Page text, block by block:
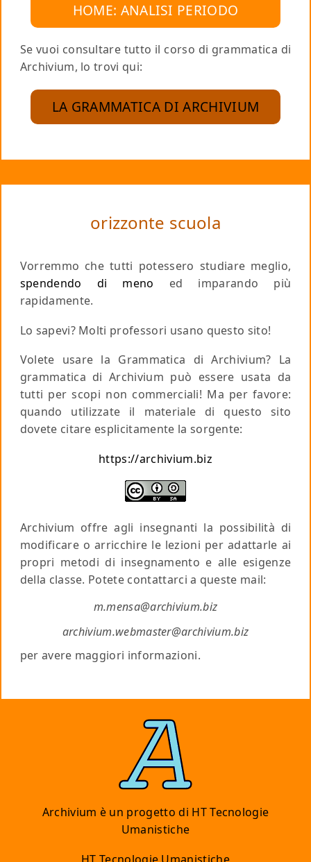
HOME: ANALISI PERIODO
Se vuoi consultare tutto il corso di grammatica di
Archivium, lo trovi qui:
LA GRAMMATICA DI ARCHIVIUM
orizzonte scuola
Vorremmo che tutti potessero studiare meglio,
spendendo di meno ed imparando più
rapidamente.
Lo sapevi? Molti professori usano questo sito!
Volete usare la Grammatica di Archivium? La
grammatica di Archivium può essere usata da
tutti per scopi non commerciali! Ma per favore:
quando utilizzate il materiale di questo sito
dovete citare esplicitamente la sorgente:
https://archivium.biz
Archivium offre agli insegnanti la possibilità di
modificare o arricchire le lezioni per adattarle ai
propri metodi di insegnamento e alle esigenze
della classe. Potete contattarci a queste mail:
m.mensa@archivium.biz
archivium.webmaster@archivium.biz
per avere maggiori informazioni.
Archivium è un progetto di HT Tecnologie
Umanistiche
HT Tecnologie Umanistiche